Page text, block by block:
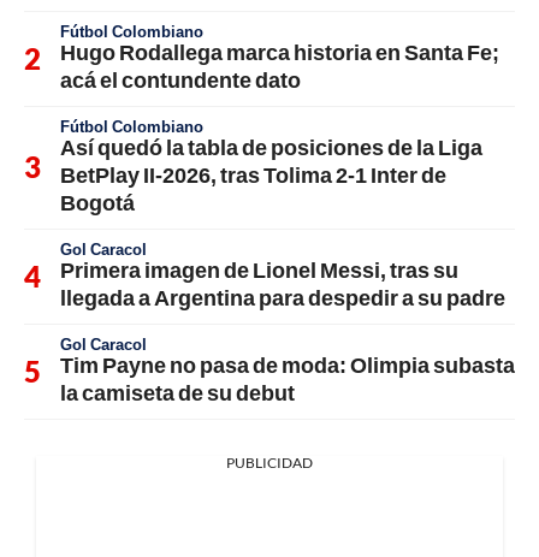
Fútbol Colombiano
Hugo Rodallega marca historia en Santa Fe;
acá el contundente dato
Fútbol Colombiano
Así quedó la tabla de posiciones de la Liga
BetPlay II-2026, tras Tolima 2-1 Inter de
Bogotá
Gol Caracol
Primera imagen de Lionel Messi, tras su
llegada a Argentina para despedir a su padre
Gol Caracol
Tim Payne no pasa de moda: Olimpia subasta
la camiseta de su debut
PUBLICIDAD